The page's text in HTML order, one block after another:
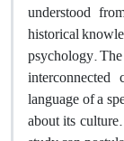
understood
historical
psychology.
language of a
about its